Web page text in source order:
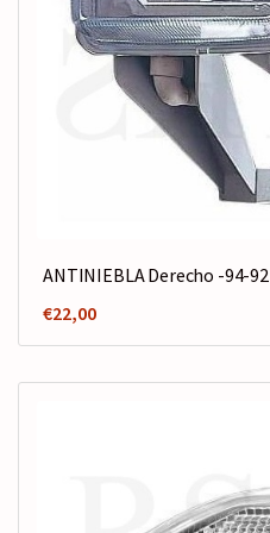
ANTINIEBLA Derecho -94-92
€22,00